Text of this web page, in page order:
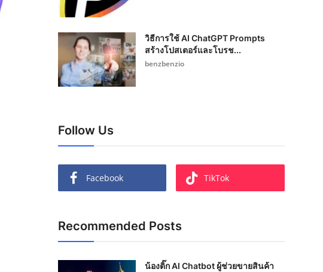
วิธีการใช้ AI ChatGPT Prompts
สร้างโปสเตอร์และโบรช...
benzbenzio
Follow Us
Facebook TikTok
Recommended Posts
น้องติ๊ก AI Chatbot ผู้ช่วยขายสินค้า